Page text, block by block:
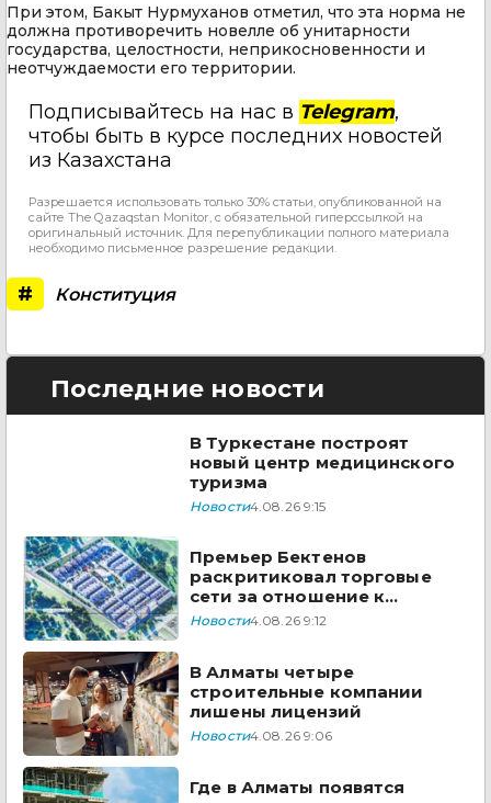
При этом, Бакыт Нурмуханов отметил, что эта норма не
должна противоречить новелле об унитарности
государства, целостности, неприкосновенности и
неотчуждаемости его территории.
Подписывайтесь на нас в Telegram,
чтобы быть в курсе последних новостей
из Казахстана
Разрешается использовать только 30% статьи, опубликованной на
сайте The Qazaqstan Monitor, с обязательной гиперссылкой на
оригинальный источник. Для перепубликации полного материала
необходимо письменное разрешение редакции.
# Конституция
Последние новости
В Туркестане построят
новый центр медицинского
туризма
Новости4.08.26 9:15
Премьер Бектенов
раскритиковал торговые
сети за отношение к
казахстанским товарам
Новости4.08.26 9:12
В Алматы четыре
строительные компании
лишены лицензий
Новости4.08.26 9:06
Где в Алматы появятся